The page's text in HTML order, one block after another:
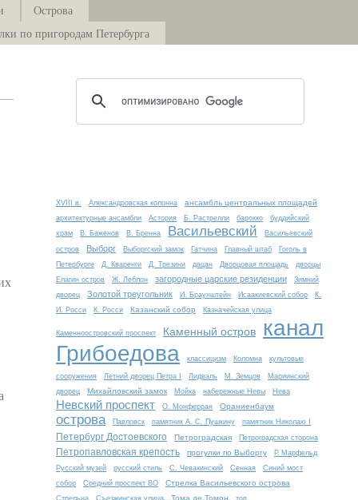
Острова
по пригородам Петербурга
XVIII в. Александровская колонна ансамбль центральных площадей
архитектурные ансамбли Астория Б. Растрелли барокко
буддийский
храм
В. Баженов В. Бренна Васильевский
Васильевский
остров
Выборг Выборгский замок Гатчина Главный штаб
Гоголь в
Петербурге
Д. Кваренги Д. Трезини дацан Дворцовая площадь
дворцы
Елагин остров
Ж. Леблон загородные царские резиденции
Зимний
дворец
Золотой треугольник И. Браунштейн Исаакиевский собор
К.
И. Росси
К. Росси Казанский собор Казначейская улица
Каменноостровский проспект Каменный остров
канал
Грибоедова
классицизм Коломна культовые
сооружения Летний дворец Петра I Лидваль М. Земцов
Мариинский
дворец
Михайловский замок Мойка набережные Невы Нева
Невский проспект О. Монферран Ораниенбаум
острова Павловск памятник А. С. Пушкину памятник Николаю I
Петербург Достоевского Петроградская Петроградская сторона
Петропавловская крепость прогулки по Выборгу
Р. Марфельд
Русский музей
русский стиль С. Чевакинский Сенная
Синий мост
собор
Средний проспект ВО Стрелка Васильевского острова
Стрельна Съезжинская улица Тома де Томон топ